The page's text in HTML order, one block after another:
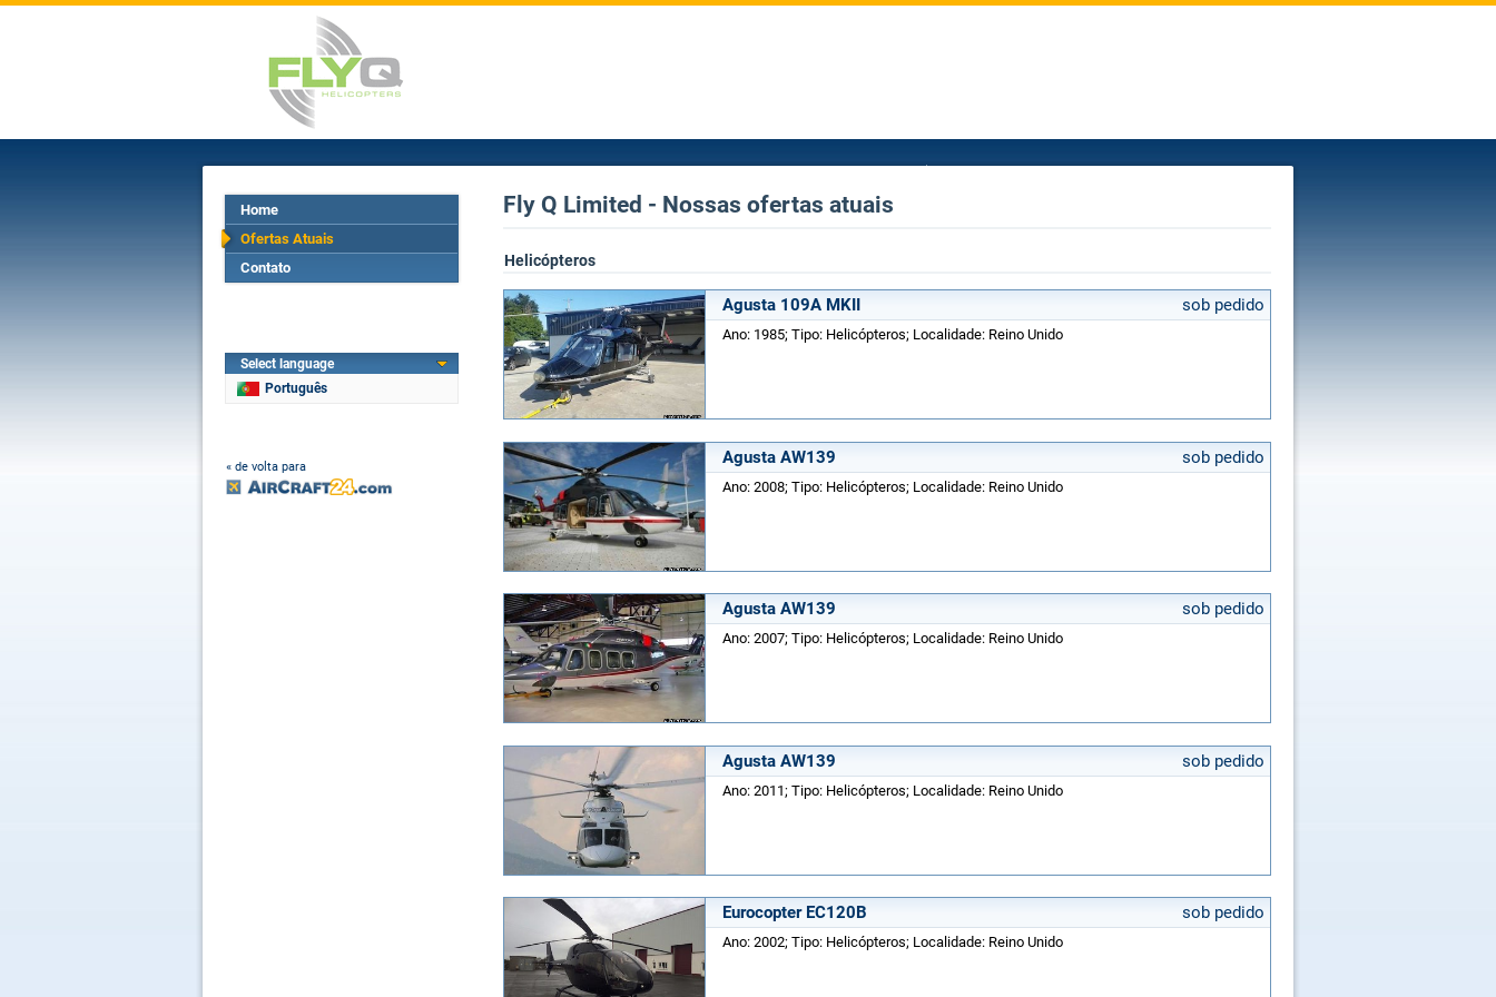
Home
Ofertas Atuais
Contato
Select language
Português
« de volta para
Fly Q Limited - Nossas ofertas atuais
Helicópteros
Agusta 109A MKII sob pedido
Ano: 1985; Tipo: Helicópteros; Localidade: Reino Unido
Agusta AW139 sob pedido
Ano: 2008; Tipo: Helicópteros; Localidade: Reino Unido
Agusta AW139 sob pedido
Ano: 2007; Tipo: Helicópteros; Localidade: Reino Unido
Agusta AW139 sob pedido
Ano: 2011; Tipo: Helicópteros; Localidade: Reino Unido
Eurocopter EC120B sob pedido
Ano: 2002; Tipo: Helicópteros; Localidade: Reino Unido